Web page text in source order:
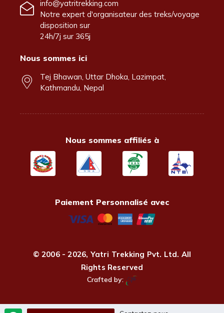
info@yatritrekking.com
Notre expert d'organisateur des treks/voyage
disposition sur
24h/7j sur 365j
Nous sommes ici
Tej Bhawan, Uttar Dhoka, Lazimpat,
Kathmandu, Nepal
Nous sommes affiliés à
Paiement Personnalisé avec
© 2006 - 2026, Yatri Trekking Pvt. Ltd. All
Rights Reserved
Crafted by: